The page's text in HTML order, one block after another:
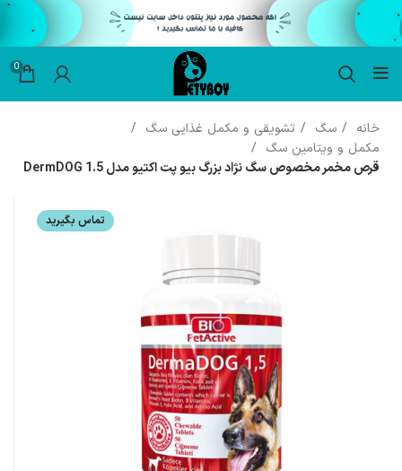
0
خانه سگ
تشویقی و مکمل غذایی سگ
مکمل و ویتامین سگ
قرص مخمر مخصوص سگ نژاد بزرگ بیو پت اکتیو مدل DermDOG 1.5
تماس بگیرید